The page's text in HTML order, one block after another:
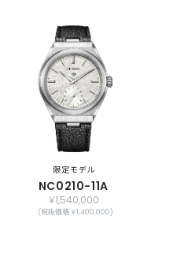
限定モデル
NC0210-11A
￥1,540,000
(税抜価格 ￥1,400,000)